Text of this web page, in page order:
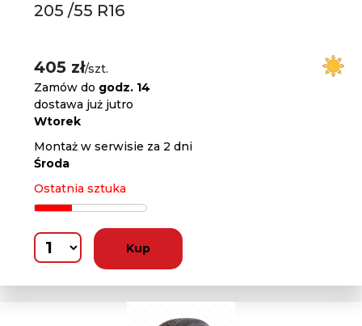
205 /55 R16
405 zł/szt.
Zamów do godz. 14
dostawa już jutro
Wtorek
Montaż w serwisie za 2 dni
Środa
Ostatnia sztuka
Kup